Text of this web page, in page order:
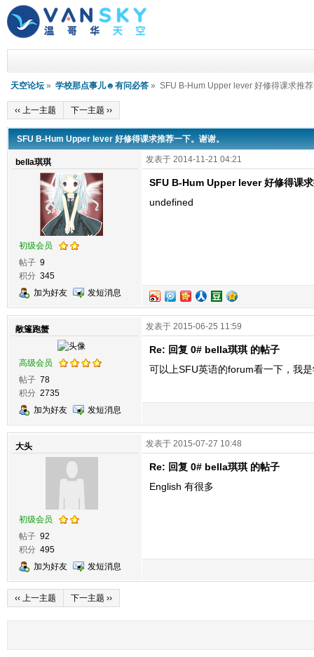
天空论坛 » 学校那点事儿☻有问必答 » SFU B-Hum Upper lever 好修得课求推
‹‹ 上一主题 下一主题 ››
SFU B-Hum Upper lever 好修得课求推荐一下。谢谢。
bella琪琪
初级会员
帖子 9
积分 345
加为好友
发短消息
发表于 2014-11-21 04:21
SFU B-Hum Upper lever 好修得课
undefined
敞篷跑蟹
高级会员
帖子 78
积分 2735
加为好友
发短消息
发表于 2015-06-25 11:59
Re: 回复 0# bella琪琪 的帖子
可以上SFU英语的forum看一下，我
大头
初级会员
帖子 92
积分 495
加为好友
发短消息
发表于 2015-07-27 10:48
Re: 回复 0# bella琪琪 的帖子
English 有很多
‹‹ 上一主题 下一主题 ››